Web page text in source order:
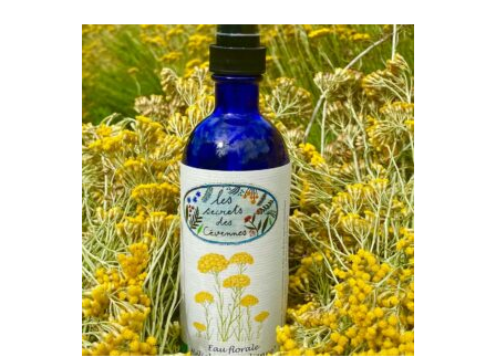
Se souvenir de moi
Mot de passe oublié ?
CONNEXION